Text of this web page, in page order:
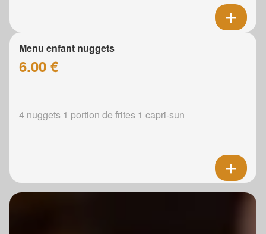
Menu enfant nuggets
6.00 €
4 nuggets 1 portion de frites 1 capri-sun